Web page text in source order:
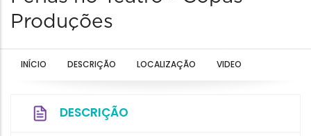
Produções
INÍCIO DESCRIÇÃO LOCALIZAÇÃO VIDEO
DESCRIÇÃO